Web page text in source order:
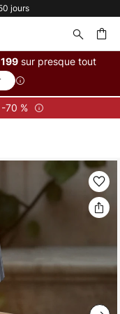
jours
sur presque tout
70 %